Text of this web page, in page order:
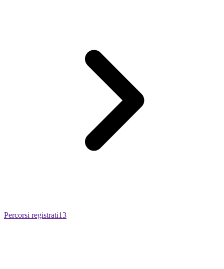
Percorsi registrati13